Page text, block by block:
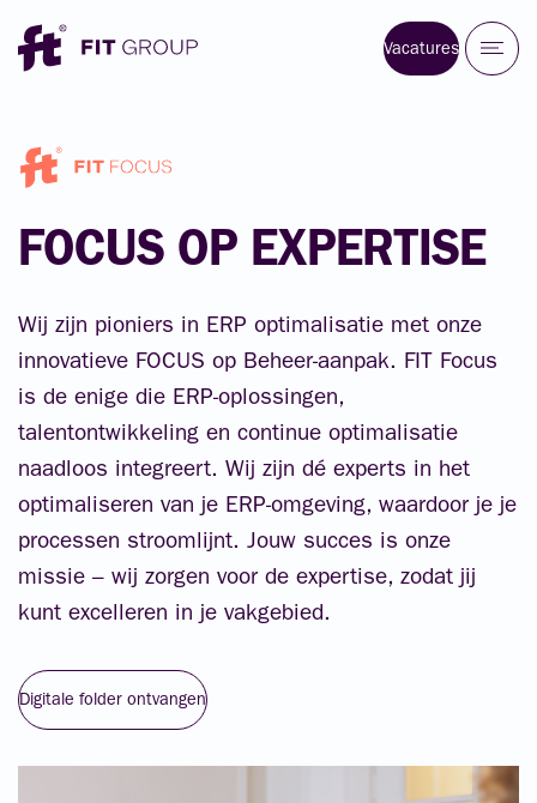
Vacatures
FOCUS OP EXPERTISE
Wij zijn pioniers in ERP optimalisatie met onze
innovatieve FOCUS op Beheer-aanpak. FIT Focus
is de enige die ERP-oplossingen,
talentontwikkeling en continue optimalisatie
naadloos integreert. Wij zijn dé experts in het
optimaliseren van je ERP-omgeving, waardoor je je
processen stroomlijnt. Jouw succes is onze
missie – wij zorgen voor de expertise, zodat jij
kunt excelleren in je vakgebied.
Digitale folder ontvangen